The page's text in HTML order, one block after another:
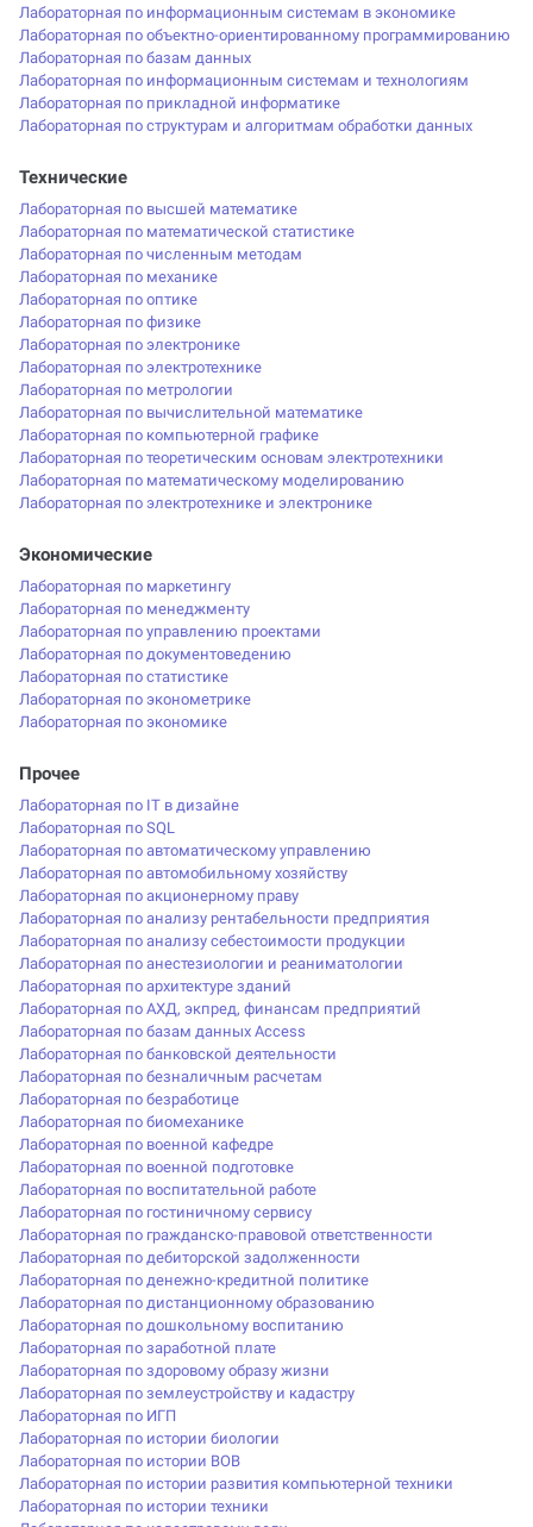
Лабораторная по информационным системам в экономике
Лабораторная по объектно-ориентированному программированию
Лабораторная по базам данных
Лабораторная по информационным системам и технологиям
Лабораторная по прикладной информатике
Лабораторная по структурам и алгоритмам обработки данных
Технические
Лабораторная по высшей математике
Лабораторная по математической статистике
Лабораторная по численным методам
Лабораторная по механике
Лабораторная по оптике
Лабораторная по физике
Лабораторная по электронике
Лабораторная по электротехнике
Лабораторная по метрологии
Лабораторная по вычислительной математике
Лабораторная по компьютерной графике
Лабораторная по теоретическим основам электротехники
Лабораторная по математическому моделированию
Лабораторная по электротехнике и электронике
Экономические
Лабораторная по маркетингу
Лабораторная по менеджменту
Лабораторная по управлению проектами
Лабораторная по документоведению
Лабораторная по статистике
Лабораторная по эконометрике
Лабораторная по экономике
Прочее
Лабораторная по IT в дизайне
Лабораторная по SQL
Лабораторная по автоматическому управлению
Лабораторная по автомобильному хозяйству
Лабораторная по акционерному праву
Лабораторная по анализу рентабельности предприятия
Лабораторная по анализу себестоимости продукции
Лабораторная по анестезиологии и реаниматологии
Лабораторная по архитектуре зданий
Лабораторная по АХД, экпред, финансам предприятий
Лабораторная по базам данных Access
Лабораторная по банковской деятельности
Лабораторная по безналичным расчетам
Лабораторная по безработице
Лабораторная по биомеханике
Лабораторная по военной кафедре
Лабораторная по военной подготовке
Лабораторная по воспитательной работе
Лабораторная по гостиничному сервису
Лабораторная по гражданско-правовой ответственности
Лабораторная по дебиторской задолженности
Лабораторная по денежно-кредитной политике
Лабораторная по дистанционному образованию
Лабораторная по дошкольному воспитанию
Лабораторная по заработной плате
Лабораторная по здоровому образу жизни
Лабораторная по землеустройству и кадастру
Лабораторная по ИГП
Лабораторная по истории биологии
Лабораторная по истории ВОВ
Лабораторная по истории развития компьютерной техники
Лабораторная по истории техники